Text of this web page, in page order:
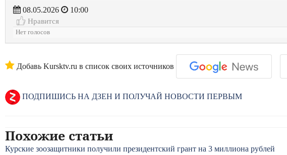
08.05.2026
10:00
Нравится
Нет голосов
Добавь Kursktv.ru в список своих источников
ПОДПИШИСЬ НА ДЗЕН И ПОЛУЧАЙ НОВОСТИ ПЕРВЫМ
Похожие статьи
Курские зоозащитники получили президентский грант на 3 миллиона рублей